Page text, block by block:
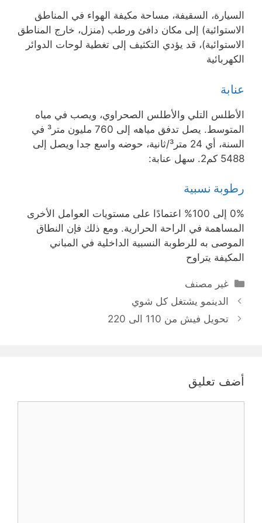
السيارة، السقيفة، مساحة مكيفة الهواء في المناطق
الاستوائية) إلى مكان دافئ ورطب (منزل، خارج المناطق
الاستوائية)، قد يؤدي التكثيف إلى تغطية لوحات الدوائر
الكهربائية
عنابة
الأطلس التلي والأطلس الصحراوي، ويصب في مياه
المتوسط. يصل تدفق مياهه إلى 760 مليون متر³ في
السنة، أي 24 متر³/ثانية، حوضه واسع جدا ويصل إلى
5488 كم2. سهل عنابة:
رطوبة نسبية
0% إلى 100% اعتمادًا على مستويات العوامل الأخرى
المساهمة في الراحة الحرارية. ومع ذلك فإن النطاق
الموصى به للرطوبة النسبية الداخلية في المباني
المكيفة يتراوح
التصنيفات
غير مصنف
الدينمو يشتغل كل شوي
تحويل فيش من 110 الى 220
أضف تعليق